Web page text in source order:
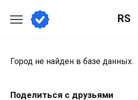
содержанию
RS
Город не найден в базе данных.
Поделиться с друзьями